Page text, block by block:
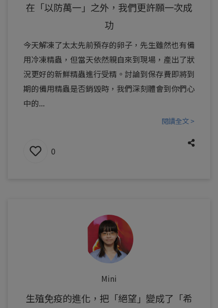
在「以防萬一」之外，我們更許願一次成
功
今天解凍了太太先前預存的卵子，先生雖然也有備
用冷凍精蟲，但當天依然親自來到現場，產出了狀
況更好的新鮮精蟲進行受精。討論到保存費即將到
期的備用精蟲是否銷毀時，我們深刻體會到你們心
中的...
閱讀全文 >
0
Mini
生殖免疫的進化，把「絕望」變成了「希